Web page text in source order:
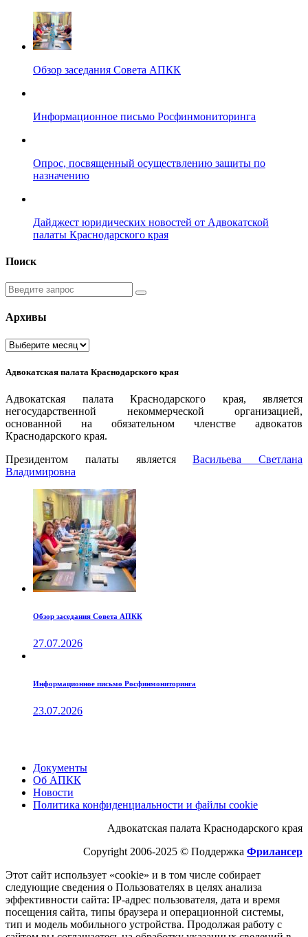
Обзор заседания Совета АПКК
Информационное письмо Росфинмониторинга
Опрос, посвященный осуществлению защиты по
назначению
Дайджест юридических новостей от Адвокатской
палаты Краснодарского края
Поиск
Введите
запрос
Архивы
Архивы
Адвокатская палата Краснодарского края
Адвокатская палата Краснодарского края, является
негосударственной некоммерческой организацией,
основанной на обязательном членстве адвокатов
Краснодарского края.
Президентом палаты являетсяВаcильева Светлана
Владимировна
Обзор заседания Совета АПКК
27.07.2026
Информационное письмо Росфинмониторинга
23.07.2026
Документы
Об АПКК
Новости
Политика конфиденциальности и файлы cookie
Адвокатская палата Краснодарского края
Copyright 2006-2025 © Поддержка Фрилансер
Этот cайт использует «cookie» и в том числе собирает
следующие сведения о Пользователях в целях анализа
эффективности cайта: IP-адрес пользователя, дата и время
посещения cайта, типы браузера и операционной системы,
тип и модель мобильного устройства. Продолжая работу с